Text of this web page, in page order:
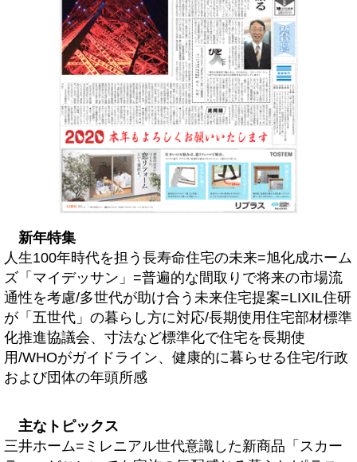
新年特集
人生100年時代を担う長寿命住宅の未来=旭化成ホーム
ズ「マイデッサン」=普遍的な間取りで将来の市場流
通性を考慮/多世代が助け合う未来住宅提案=LIXIL住研
が「五世代」の暮らし方に対応/長期使用住宅部材標準
化推進協議会、寸法など標準化で住宅を長期使
用/WHOがガイドライン、健康的に暮らせる住宅/行政
および団体の年頭所感
主なトピックス
三井ホーム=ミレニアル世代意識した新商品「スカー